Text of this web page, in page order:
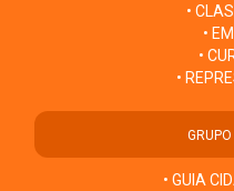
•
•
•
•
• GUIA